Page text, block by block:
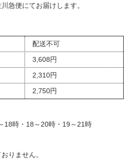
急便にてお届けします。
配送不可
3,608円
2,310円
2,750円
18時・18～20時・19～21時
りません。